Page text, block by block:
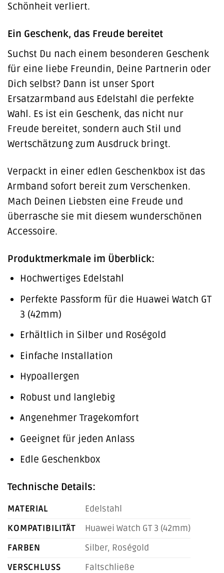
Schönheit verliert.
Ein Geschenk, das Freude bereitet
Suchst Du nach einem besonderen Geschenk
für eine liebe Freundin, Deine Partnerin oder
Dich selbst? Dann ist unser Sport
Ersatzarmband aus Edelstahl die perfekte
Wahl. Es ist ein Geschenk, das nicht nur
Freude bereitet, sondern auch Stil und
Wertschätzung zum Ausdruck bringt.
Verpackt in einer edlen Geschenkbox ist das
Armband sofort bereit zum Verschenken.
Mach Deinen Liebsten eine Freude und
überrasche sie mit diesem wunderschönen
Accessoire.
Produktmerkmale im Überblick:
Hochwertiges Edelstahl
Perfekte Passform für die Huawei Watch GT
3 (42mm)
Erhältlich in Silber und Roségold
Einfache Installation
Hypoallergen
Robust und langlebig
Angenehmer Tragekomfort
Geeignet für jeden Anlass
Edle Geschenkbox
Technische Details:
MATERIAL
Edelstahl
KOMPATIBILITÄT
Huawei Watch GT 3 (42mm)
FARBEN
Silber, Roségold
VERSCHLUSS
Faltschließe